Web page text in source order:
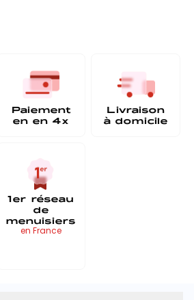
Paiement
en en 4x
Livraison
à domicile
1er réseau
de
menuisiers
en France